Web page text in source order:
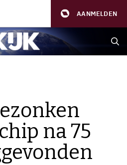
AANMELDEN
na 75